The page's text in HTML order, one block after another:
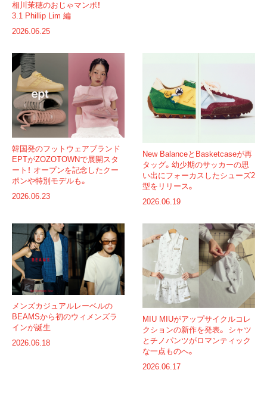
相川茉穂のおじゃマンボ！
3.1 Phillip Lim 編
2026.06.25
韓国発のフットウェアブランド
EPTがZOZOTOWNで展開スタ
ート！ オープンを記念したクー
ポンや特別モデルも。
2026.06.23
New BalanceとBasketcaseが再
タッグ。幼少期のサッカーの思
い出にフォーカスしたシューズ2
型をリリース。
2026.06.19
メンズカジュアルレーベルの
BEAMSから初のウィメンズラ
インが誕生
2026.06.18
MIU MIUがアップサイクルコレ
クションの新作を発表。 シャツ
とチノパンツがロマンティック
な一点ものへ。
2026.06.17